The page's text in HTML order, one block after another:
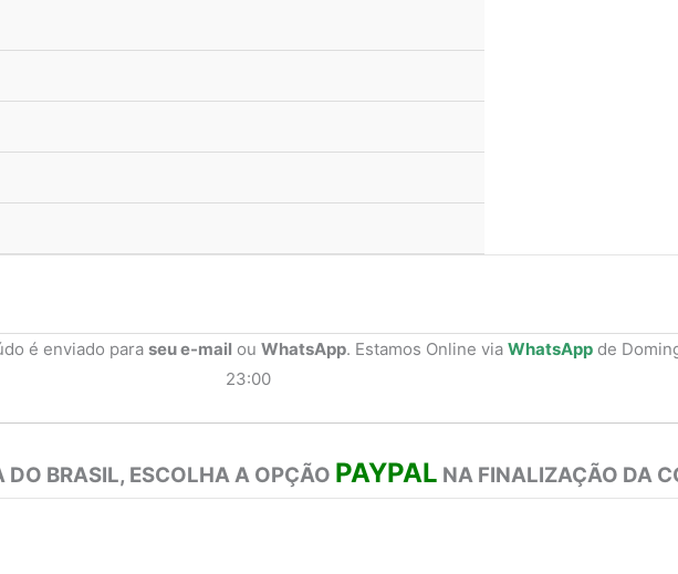
é enviado para seu e-mail ou WhatsApp. Estamos Online via WhatsAppde
23:00
DO BRASIL, ESCOLHA A OPÇÃO PAYPAL NA FINALIZAÇÃO DA